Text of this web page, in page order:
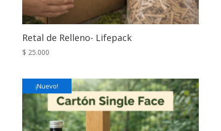
Retal de Relleno- Lifepack
$ 25.000
¡Nuevo!